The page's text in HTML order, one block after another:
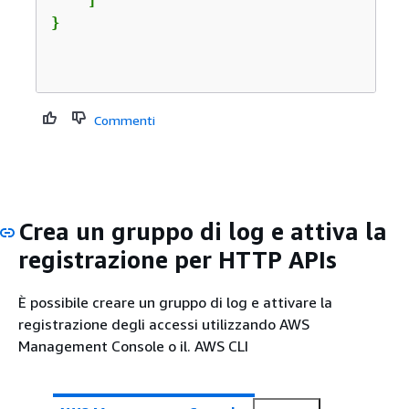
}
Commenti
Crea un gruppo di log e attiva la
registrazione per HTTP APIs
È possibile creare un gruppo di log e attivare la
registrazione degli accessi utilizzando AWS
Management Console o il. AWS CLI